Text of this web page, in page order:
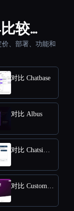
较…
、部署、功能和
对比 Chatbase
对比 Albus
对比 Chatsimple
对比 CustomGPT